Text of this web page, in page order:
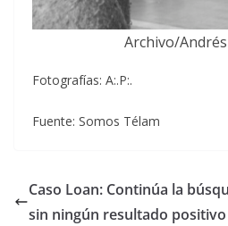
Archivo/
Fotografías: A:.P:.
Fuente: Somos Télam
Caso Loan: Continúa la
sin ningún resultado positivo